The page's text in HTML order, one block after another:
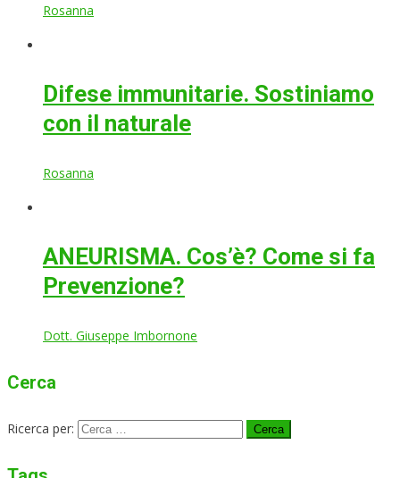
Rosanna
Difese immunitarie. Sostiniamo
con il naturale
Rosanna
ANEURISMA. Cos’è? Come si fa
Prevenzione?
Dott. Giuseppe Imbornone
Cerca
Ricerca per: